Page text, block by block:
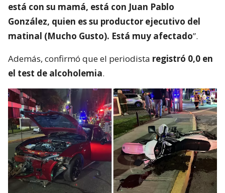
está con su mamá, está con Juan Pablo
González, quien es su productor ejecutivo del
matinal (Mucho Gusto). Está muy afectado”.
Además, confirmó que el periodista registró 0,0 en
el test de alcoholemia.